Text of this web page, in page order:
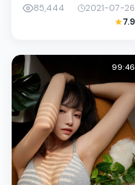
强调纪实气质与留白美
学，凤小岳的表演在外冷
查找新加坡取景...
85,444
2021-07-26
7.9
99:46